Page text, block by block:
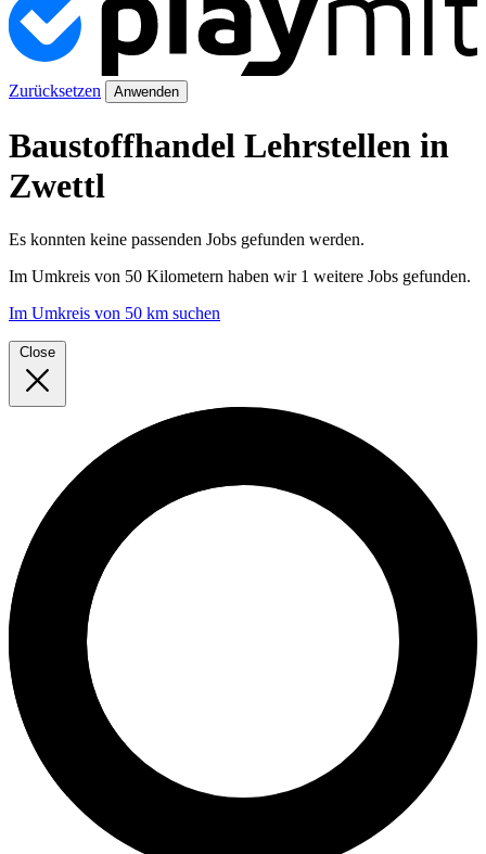
Zurücksetzen Anwenden
Baustoffhandel Lehrstellen in
Zwettl
Es konnten keine passenden Jobs gefunden werden.
Im Umkreis von 50 Kilometern haben wir 1 weitere Jobs gefunden.
Im Umkreis von 50 km suchen
Close